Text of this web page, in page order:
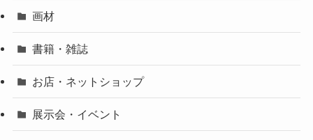
画材
書籍・雑誌
お店・ネットショップ
展示会・イベント